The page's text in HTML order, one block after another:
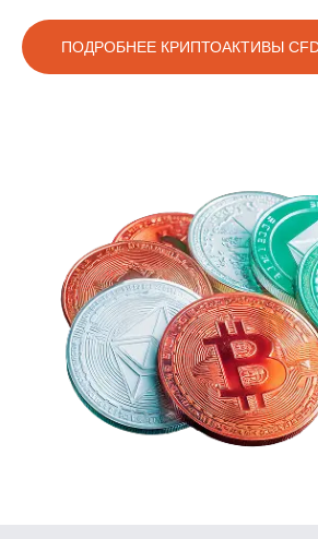
ПОДРОБНЕЕ КРИПТОАКТИВЫ